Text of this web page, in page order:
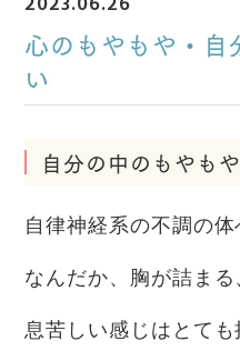
心のもやもや・自
い
自分の中のもやも
自律神経系の不調の
なんだか、胸が詰ま
息苦しい感じはとて